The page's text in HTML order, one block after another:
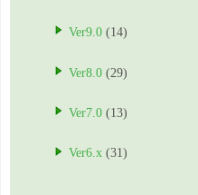
Ver9.0 (14)
Ver8.0 (29)
Ver7.0 (13)
Ver6.x (31)